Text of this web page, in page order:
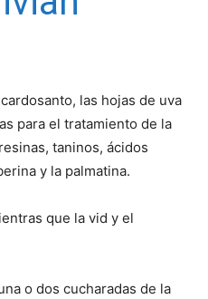
las hojas de uva
para el tratamiento de la
taninos, ácidos
y la palmatina.
que la vid y el
o dos cucharadas de la